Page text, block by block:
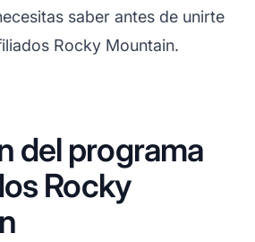
saber antes de unirte
Rocky Mountain.
del programa
Rocky